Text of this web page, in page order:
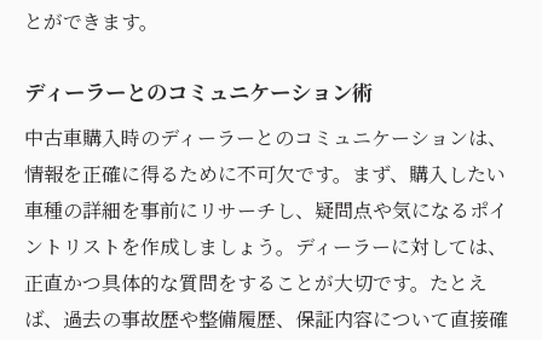
とができます。
ディーラーとのコミュニケーション術
中古車購入時のディーラーとのコミュニケーションは、
情報を正確に得るために不可欠です。まず、購入したい
車種の詳細を事前にリサーチし、疑問点や気になるポイ
ントリストを作成しましょう。ディーラーに対しては、
正直かつ具体的な質問をすることが大切です。たとえ
ば、過去の事故歴や整備履歴、保証内容について直接確